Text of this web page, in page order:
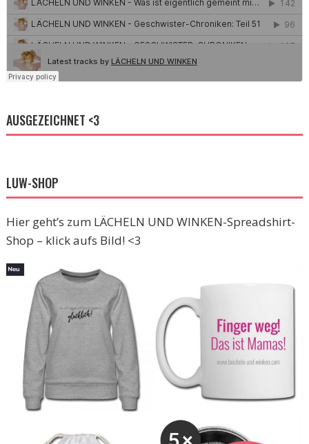
AUSGEZEICHNET <3
LUW-SHOP
Hier geht’s zum LÄCHELN UND WINKEN-Spreadshirt-
Shop – klick aufs Bild! <3